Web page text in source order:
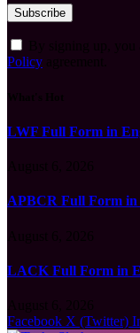
Policy
LWF Full Form in
APBCR Full Form
LACK Full Form in
Facebook X (Twitter)